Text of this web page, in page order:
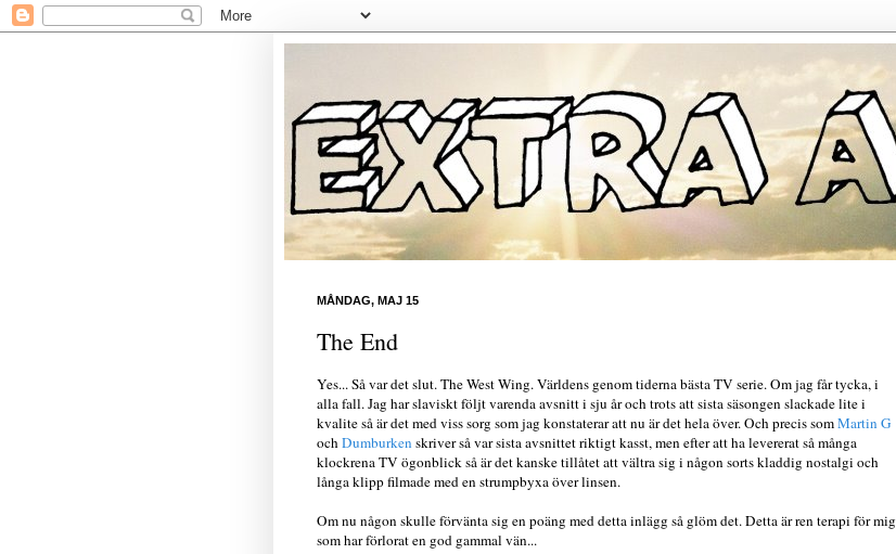
MÅNDAG, MAJ 15
The End
Yes... Så var det slut. The West Wing. Världens genom tiderna bästa TV serie. Om jag får tycka, i
alla fall. Jag har slaviskt följt varenda avsnitt i sju år och trots att sista säsongen slackade lite i
kvalite så är det med viss sorg som jag konstaterar att nu är det hela över. Och precis somMartin G
ochDumburken skriver så var sista avsnittet riktigt kasst, men efter att ha levererat så många
klockrena TV ögonblick så är det kanske tillåtet att vältra sig i någon sorts kladdig nostalgi och
långa klipp filmade med en strumpbyxa över linsen.
Om nu någon skulle förvänta sig en poäng med detta inlägg så glöm det. Detta är ren terapi för mig
som har förlorat en god gammal vän...